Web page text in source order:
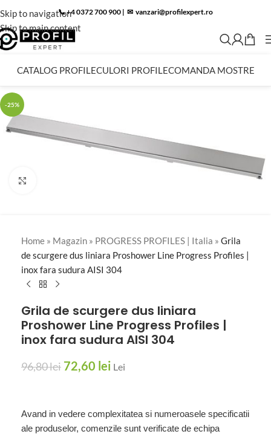
Skip to navigation
Skip to main content
📞 +4 0372 700 900 | ✉︎ vanzari@profilexpert.ro
CATALOG PROFILECULORI PROFILECOMANDA MOSTRE
-25%
Home » Magazin » PROGRESS PROFILES | Italia » Grila
de scurgere dus liniara Proshower Line Progress Profiles |
inox fara sudura AISI 304
Grila de scurgere dus liniara
Proshower Line Progress Profiles |
inox fara sudura AISI 304
96,80lei 72,60 lei Lei
Avand in vedere complexitatea si numeroasele specificatii
ale produselor, comenzile sunt verificate de echipa